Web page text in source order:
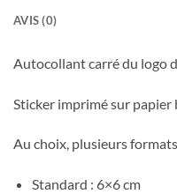
AVIS (0)
Autocollant carré du logo
Sticker imprimé sur papier
Au choix, plusieurs
Standard : 6×6 cm